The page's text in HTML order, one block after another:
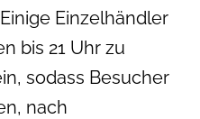
Einzelhändler
bis 21 Uhr zu
sodass Besucher
nach